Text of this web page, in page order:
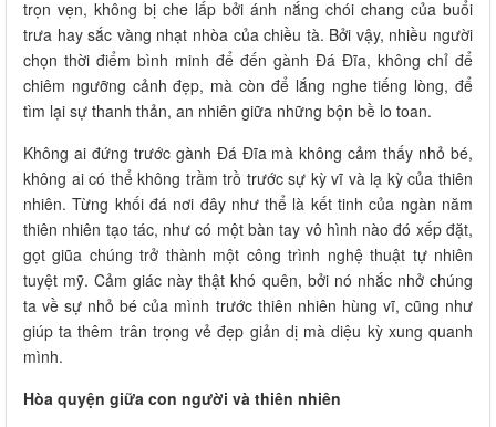
trọn vẹn, không bị che lấp bởi ánh nắng chói chang của buổi
trưa hay sắc vàng nhạt nhòa của chiều tà. Bởi vậy, nhiều người
chọn thời điểm bình minh để đến gành Đá Đĩa, không chỉ để
chiêm ngưỡng cảnh đẹp, mà còn để lắng nghe tiếng lòng, để
tìm lại sự thanh thản, an nhiên giữa những bộn bề lo toan.
Không ai đứng trước gành Đá Đĩa mà không cảm thấy nhỏ bé,
không ai có thể không trầm trồ trước sự kỳ vĩ và lạ kỳ của thiên
nhiên. Từng khối đá nơi đây như thể là kết tinh của ngàn năm
thiên nhiên tạo tác, như có một bàn tay vô hình nào đó xếp đặt,
gọt giũa chúng trở thành một công trình nghệ thuật tự nhiên
tuyệt mỹ. Cảm giác này thật khó quên, bởi nó nhắc nhở chúng
ta về sự nhỏ bé của mình trước thiên nhiên hùng vĩ, cũng như
giúp ta thêm trân trọng vẻ đẹp giản dị mà diệu kỳ xung quanh
mình.
Hòa quyện giữa con người và thiên nhiên